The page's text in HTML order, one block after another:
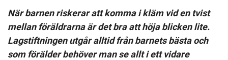
När barnen riskerar att komma i kläm vid en tvist
mellan föräldrarna är det bra att höja blicken lite.
Lagstiftningen utgår alltid från barnets bästa och
som förälder behöver man se allt i ett vidare